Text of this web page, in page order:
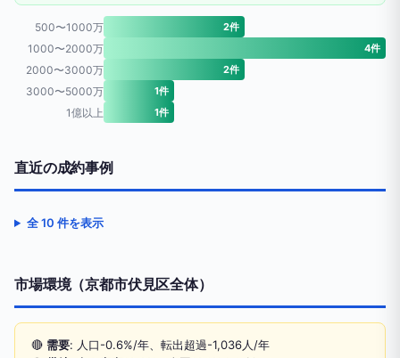
500〜1000万 2件
1000〜2000万 4件
2000〜3000万 2件
3000〜5000万 1件
1億以上 1件
直近の成約事例
全 10 件を表示
市場環境（京都市伏見区全体）
🔴 需要: 人口-0.6%/年、転出超過-1,036人/年